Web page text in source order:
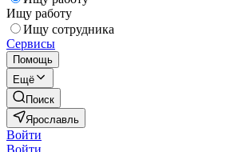
Ищу работу
Ищу сотрудника
Сервисы
Помощь
Ещё
Поиск
Ярославль
Войти
Войти